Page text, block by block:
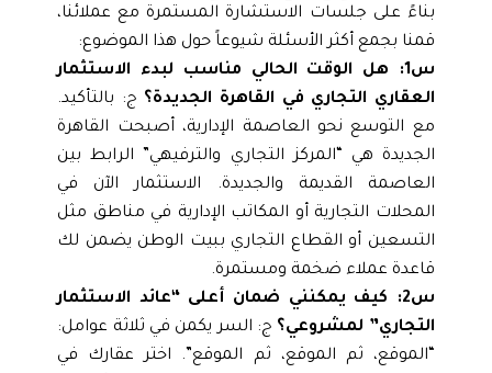
بناءً على جلسات الاستشارة المستمرة مع عملائنا،
قمنا بجمع أكثر الأسئلة شيوعاً حول هذا الموضوع:
س1: هل الوقت الحالي مناسب لبدء الاستثمار
العقاري التجاري في القاهرة الجديدة؟ج: بالتأكيد.
مع التوسع نحو العاصمة الإدارية، أصبحت القاهرة
الجديدة هي “المركز التجاري والترفيهي” الرابط بين
العاصمة القديمة والجديدة. الاستثمار الآن في
المحلات التجارية أو المكاتب الإدارية في مناطق مثل
التسعين أو القطاع التجاري ببيت الوطن يضمن لك
قاعدة عملاء ضخمة ومستمرة.
س2: كيف يمكنني ضمان أعلى “عائد الاستثمار
التجاري” لمشروعي؟ج: السر يكمن في ثلاثة عوامل:
“الموقع، ثم الموقع، ثم الموقع”. اختر عقارك في